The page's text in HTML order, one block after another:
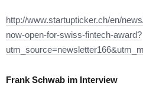
http://www.startupticker.ch/en/
now-open-for-swiss-fintech-award?
Frank Schwab im Interview